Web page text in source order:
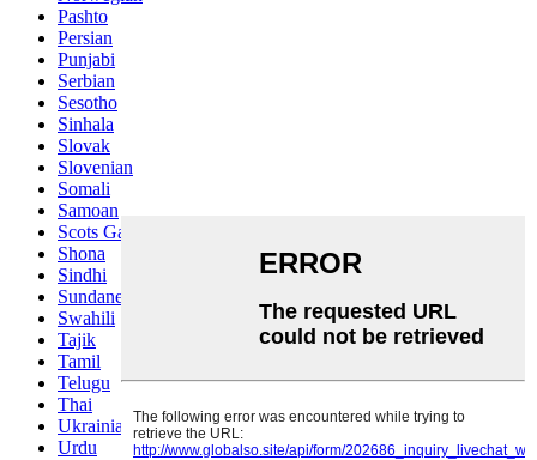
Pashto
Persian
Punjabi
Serbian
Sesotho
Sinhala
Slovak
Slovenian
Somali
Samoan
Scots Gaelic
Shona
Sindhi
Sundanese
Swahili
Tajik
Tamil
Telugu
Thai
Ukrainian
Urdu